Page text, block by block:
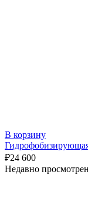
В корзину
₽24 600
Недавно